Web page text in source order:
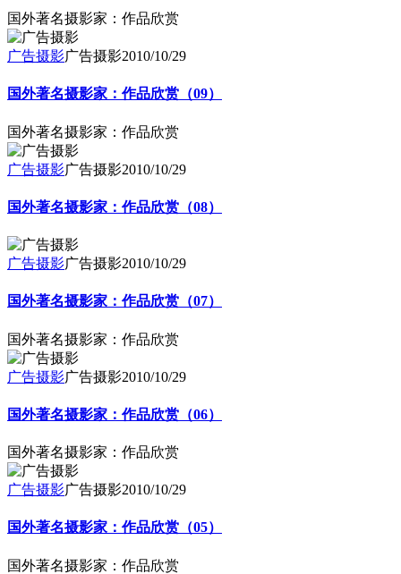
国外著名摄影家：作品欣赏
广告摄影广告摄影2010/10/29
国外著名摄影家：作品欣赏（09）
国外著名摄影家：作品欣赏
广告摄影广告摄影2010/10/29
国外著名摄影家：作品欣赏（08）
广告摄影广告摄影2010/10/29
国外著名摄影家：作品欣赏（07）
国外著名摄影家：作品欣赏
广告摄影广告摄影2010/10/29
国外著名摄影家：作品欣赏（06）
国外著名摄影家：作品欣赏
广告摄影广告摄影2010/10/29
国外著名摄影家：作品欣赏（05）
国外著名摄影家：作品欣赏